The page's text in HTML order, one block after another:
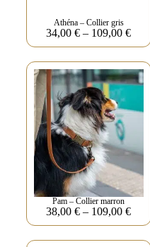
Athéna – Collier gris
34,00€ – 109,00€
Pam – Collier marron
38,00€ – 109,00€